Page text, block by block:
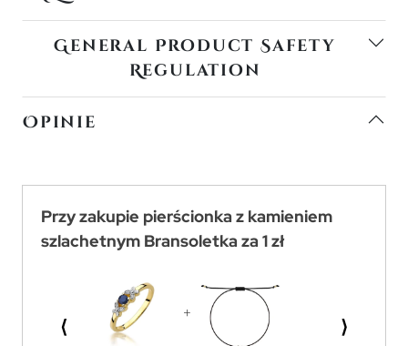
General Product Safety
Regulation
Opinie
Przy zakupie pierścionka z kamieniem
szlachetnym Bransoletka za 1 zł
⟨ ⟩